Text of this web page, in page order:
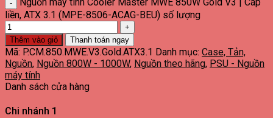
liền, ATX 3.1 (MPE-8506-ACAG-BEU) số lượng
Thêm vào giỏ Thanh toán ngay
Mã: P.CM.850.MWE.V3.Gold.ATX3.1 Danh mục: Case, Tản,
Nguồn, Nguồn 800W - 1000W, Nguồn theo hãng, PSU - Nguồn
máy tính
Danh sách cửa hàng
Chi nhánh 1